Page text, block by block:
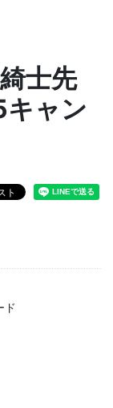
士先
ャン
ド